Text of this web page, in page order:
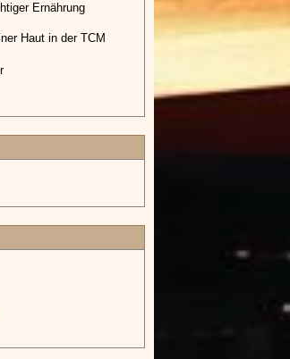
Ernährung
Haut in der TCM